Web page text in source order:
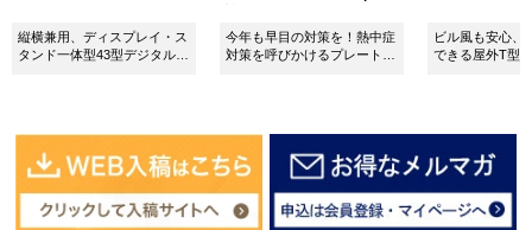
縦横兼用、ディスプレイ・ス
タンド一体型43型デジタルサ
今年も早目の対策を！熱中症
対策を呼びかけるプレート看
ビル風も安心、
できる屋外T型